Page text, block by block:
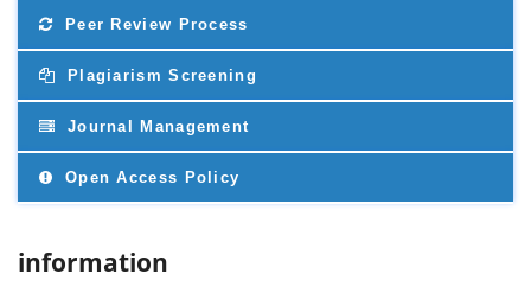
Peer Review Process
Plagiarism Screening
Journal Management
Open Access Policy
information